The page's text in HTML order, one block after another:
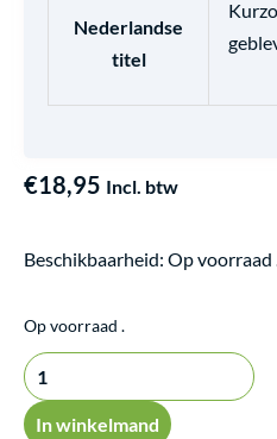
Nederlandse
titel
€18,95 Incl. btw
Beschikbaarheid: Op voorraad
Op voorraad .
Kurzol:
Gdzie
się
podział
In winkelmand